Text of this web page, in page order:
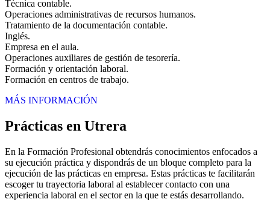
Técnica contable.
Operaciones administrativas de recursos humanos.
Tratamiento de la documentación contable.
Inglés.
Empresa en el aula.
Operaciones auxiliares de gestión de tesorería.
Formación y orientación laboral.
Formación en centros de trabajo.
MÁS INFORMACIÓN
Prácticas en Utrera
En la Formación Profesional obtendrás conocimientos enfocados a
su ejecución práctica y dispondrás de un bloque completo para la
ejecución de las prácticas en empresa. Estas prácticas te facilitarán
escoger tu trayectoria laboral al establecer contacto con una
experiencia laboral en el sector en la que te estás desarrollando.